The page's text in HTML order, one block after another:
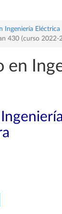
Ingeniería Eléctrica
430 (curso 2022-
en